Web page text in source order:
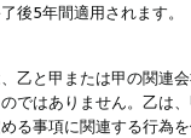
後5年間適用されます。
乙と甲または甲の関連
ではありません。乙は
る事項に関連する行為